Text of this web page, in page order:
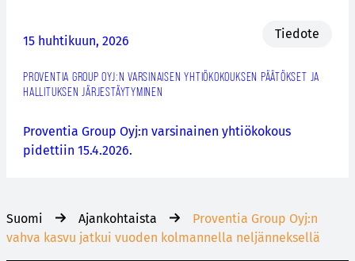
15 huhtikuun, 2026 Tiedote
PROVENTIA GROUP OYJ:N VARSINAISEN YHTIÖKOKOUKSEN PÄÄTÖKSET JA
HALLITUKSEN JÄRJESTÄYTYMINEN
Proventia Group Oyj:n varsinainen yhtiökokous
pidettiin 15.4.2026.
Suomi Ajankohtaista
Proventia Group Oyj:n
vahva kasvu jatkui vuoden kolmannella neljänneksellä